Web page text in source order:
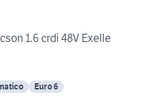
1.6 crdi 48V Exelle
Euro 6